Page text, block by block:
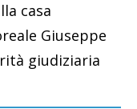
casa
Giuseppe
giudiziaria